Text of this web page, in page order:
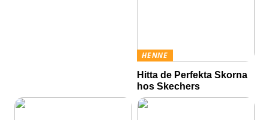
HENNE
Hitta de Perfekta Skorna
hos Skechers